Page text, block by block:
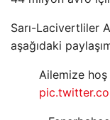
Sarı-Lacivertliler
aşağıdaki
Ailemize